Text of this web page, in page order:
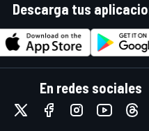
Descarga tus
En redes sociales